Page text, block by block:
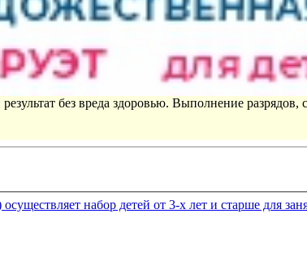
без вреда здоровью. Выполнение
набор детей от 3-х лет и старше для